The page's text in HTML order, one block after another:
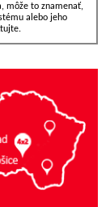
môže to znamenať,
alebo jeho